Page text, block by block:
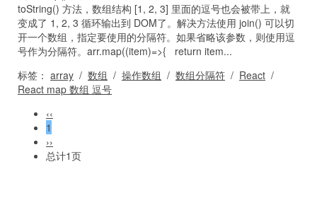
toString() 方法，数组结构 [1, 2, 3] 里面的逗号也会被带上，就
变成了 1, 2, 3 循环输出到 DOM了。解决方法使用 join() 可以切
开一个数组，指定要使用的分隔符。如果省略该参数，则使用逗
号作为分隔符。arr.map((item)=>{ return item...
标签： array / 数组 / 操作数组 / 数组分隔符 / React /
React map 数组 逗号
‹‹
1
››
总计1页